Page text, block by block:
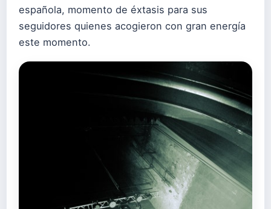
española, momento de éxtasis para sus
seguidores quienes acogieron con gran energía
este momento.